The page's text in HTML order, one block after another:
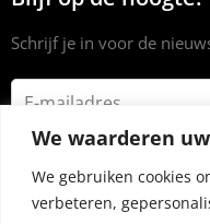
We waarderen
We gebruiken cookies
verbeteren,
Schrijf je in voor de